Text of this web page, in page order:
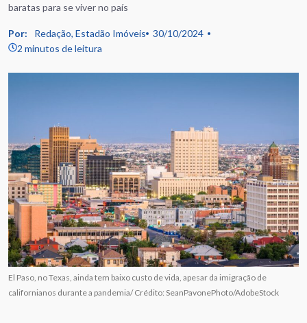
baratas para se viver no país
Por: Redação, Estadão Imóveis
30/10/2024
2 minutos de leitura
El Paso, no Texas, ainda tem baixo custo de vida, apesar da imigração de
californianos durante a pandemia/ Crédito: SeanPavonePhoto/AdobeStock